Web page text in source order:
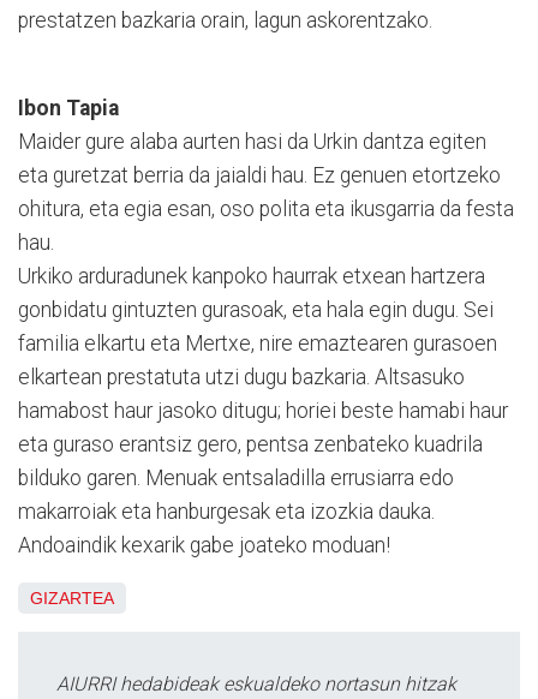
prestatzen bazkaria orain, lagun askorentzako.
Ibon Tapia
Maider gure alaba aurten hasi da Urkin dantza egiten
eta guretzat berria da jaialdi hau. Ez genuen etortzeko
ohitura, eta egia esan, oso polita eta ikusgarria da festa
hau.
Urkiko arduradunek kanpoko haurrak etxean hartzera
gonbidatu gintuzten gurasoak, eta hala egin dugu. Sei
familia elkartu eta Mertxe, nire emaztearen gurasoen
elkartean prestatuta utzi dugu bazkaria. Altsasuko
hamabost haur jasoko ditugu; horiei beste hamabi haur
eta guraso erantsiz gero, pentsa zenbateko kuadrila
bilduko garen. Menuak entsaladilla errusiarra edo
makarroiak eta hanburgesak eta izozkia dauka.
Andoaindik kexarik gabe joateko moduan!
GIZARTEA
AIURRI hedabideak eskualdeko nortasun hitzak